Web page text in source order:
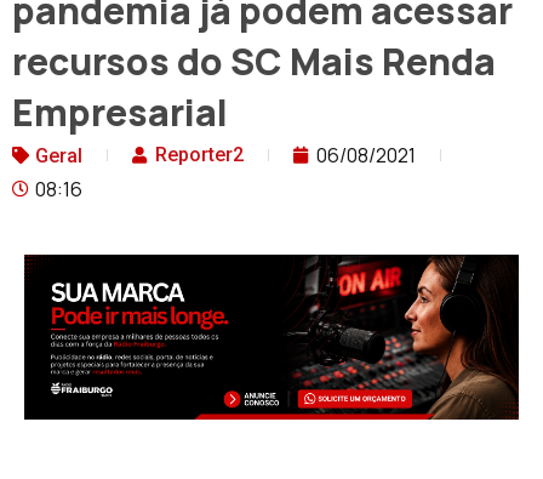
pandemia já podem acessar
recursos do SC Mais Renda
Empresarial
Geral Reporter2
06/08/2021
08:16